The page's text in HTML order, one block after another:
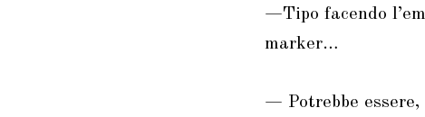
—Tipo facendo
marker…
— Potrebbe essere,